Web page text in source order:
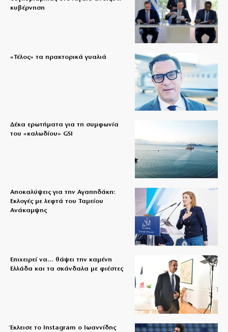
κυβέρνηση
«Τέλος» τα πρακτορικά γυαλιά
Δέκα ερωτήματα για τη συμφωνία
του «καλωδίου» GSI
Αποκαλύψεις για την Αγαπηδάκη:
Εκλογές με λεφτά του Ταμείου
Ανάκαμψης
Επιχειρεί να… θάψει την καμένη
Ελλάδα και τα σκάνδαλα με φιέστες
Έκλεισε το Instagram ο Ιωαννίδης